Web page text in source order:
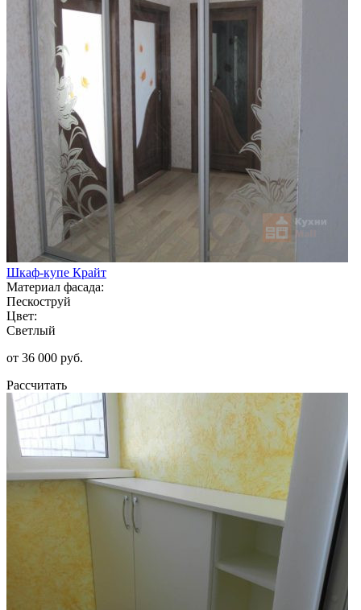
Шкаф-купе Крайт
Материал фасада:
Пескоструй
Цвет:
Светлый
от 36 000 руб.
Рассчитать